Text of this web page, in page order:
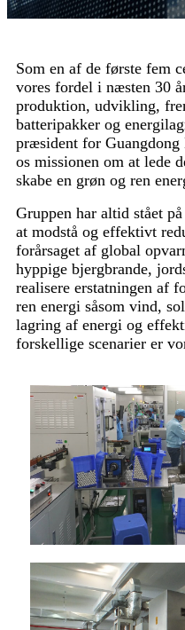
Som en af ​​de første fem
vores fordel i næsten 30
produktion, udvikling,
batteripakker og
præsident for
os missionen om at lede
skabe en grøn og ren
Gruppen har altid stået
at modstå og effektivt
forårsaget af global
hyppige bjergbrande,
realisere erstatningen af
ren energi såsom vind,
lagring af energi og
forskellige scenarier er